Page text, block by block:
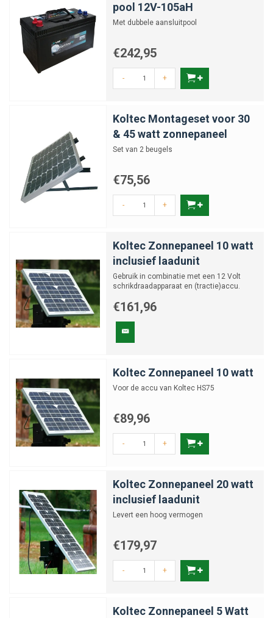
pool 12V-105aH
Met dubbele aansluitpool
€242,95
- +
Koltec Montageset voor 30
& 45 watt zonnepaneel
Set van 2 beugels
€75,56
- +
Koltec Zonnepaneel 10 watt
inclusief laadunit
Gebruik in combinatie met een 12 Volt
schrikdraadapparaat en (tractie)accu.
€161,96
Koltec Zonnepaneel 10 watt
Voor de accu van Koltec HS75
€89,96
- +
Koltec Zonnepaneel 20 watt
inclusief laadunit
Levert een hoog vermogen
€179,97
- +
Koltec Zonnepaneel 5 Watt